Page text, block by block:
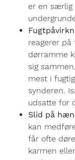
er en særlig
reagerer
dørramme
sig
mest i
synderen.
udsatte for
Slid på
kan
får ofte
karmen